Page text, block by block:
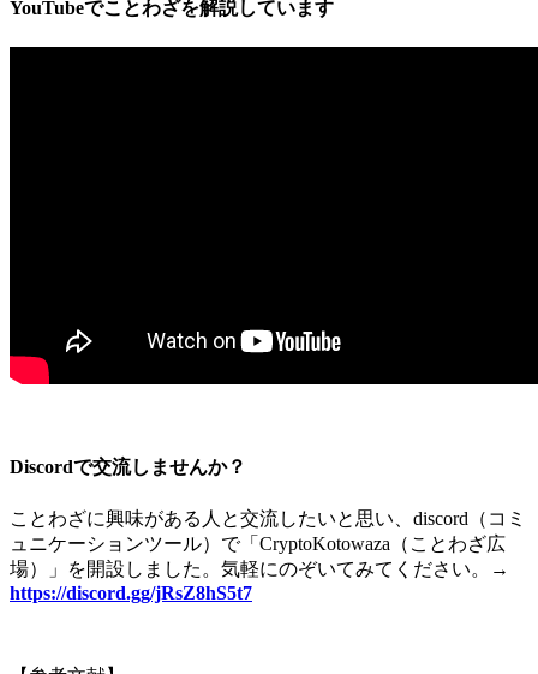
YouTubeでことわざを解説しています
Discordで交流しませんか？
ことわざに興味がある人と交流したいと思い、 discord （コミ
ュニケーションツール）で「 CryptoKotowaza （ことわざ広
場）」を開設しました。気軽にのぞいてみてください。
→
https://discord.gg/jRsZ8hS5t7